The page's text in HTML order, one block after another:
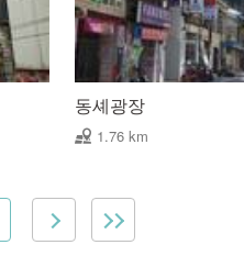
동셰광장
1.76 km